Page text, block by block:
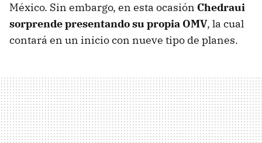
México. Sin embargo, en esta ocasión Chedraui
sorprende presentando su propia OMV, la cual
contará en un inicio con nueve tipo de planes.